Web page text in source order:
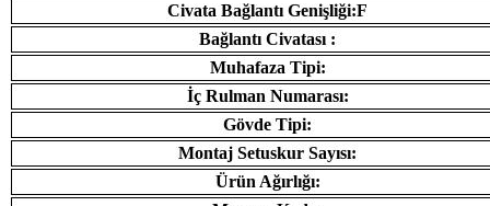
Civata Bağlantı Genişliği:F
Bağlantı Civatası :
Muhafaza Tipi:
İç Rulman Numarası:
Gövde Tipi:
Montaj Setuskur Sayısı:
Ürün Ağırlığı: